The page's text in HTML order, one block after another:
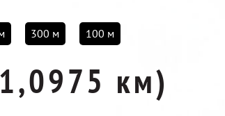
км)
300 м 100 м